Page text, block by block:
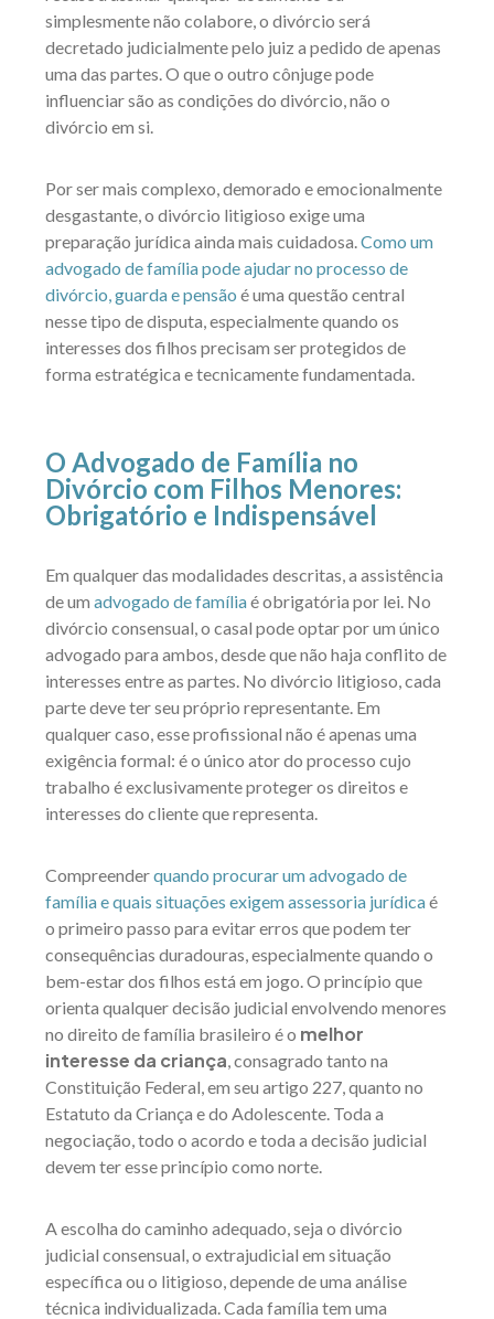
simplesmente não colabore, o divórcio será
decretado judicialmente pelo juiz a pedido de apenas
uma das partes. O que o outro cônjuge pode
influenciar são as condições do divórcio, não o
divórcio em si.
Por ser mais complexo, demorado e emocionalmente
desgastante, o divórcio litigioso exige uma
preparação jurídica ainda mais cuidadosa. Como um
advogado de família pode ajudar no processo de
divórcio, guarda e pensão é uma questão central
nesse tipo de disputa, especialmente quando os
interesses dos filhos precisam ser protegidos de
forma estratégica e tecnicamente fundamentada.
O Advogado de Família no
Divórcio com Filhos Menores:
Obrigatório e Indispensável
Em qualquer das modalidades descritas, a assistência
de um advogado de famíliaé obrigatória por lei. No
divórcio consensual, o casal pode optar por um único
advogado para ambos, desde que não haja conflito de
interesses entre as partes. No divórcio litigioso, cada
parte deve ter seu próprio representante. Em
qualquer caso, esse profissional não é apenas uma
exigência formal: é o único ator do processo cujo
trabalho é exclusivamente proteger os direitos e
interesses do cliente que representa.
Compreenderquando procurar um advogado de
família e quais situações exigem assessoria jurídicaé
o primeiro passo para evitar erros que podem ter
consequências duradouras, especialmente quando o
bem-estar dos filhos está em jogo. O princípio que
orienta qualquer decisão judicial envolvendo menores
no direito de família brasileiro é o melhor
interesse da criança , consagrado tanto na
Constituição Federal, em seu artigo 227, quanto no
Estatuto da Criança e do Adolescente. Toda a
negociação, todo o acordo e toda a decisão judicial
devem ter esse princípio como norte.
A escolha do caminho adequado, seja o divórcio
judicial consensual, o extrajudicial em situação
específica ou o litigioso, depende de uma análise
técnica individualizada. Cada família tem uma